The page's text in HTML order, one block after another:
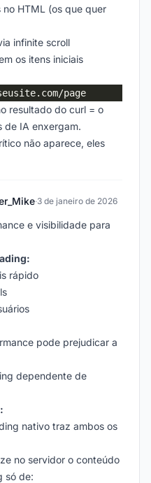
no HTML (os que quer
infinite scroll
os itens iniciais
resultado do curl = o
de IA enxergam.
não aparece, eles
·3 de janeiro de 2026
e visibilidade para
rápido
pode prejudicar a
dependente de
nativo traz ambos os
no servidor o conteúdo
só de: